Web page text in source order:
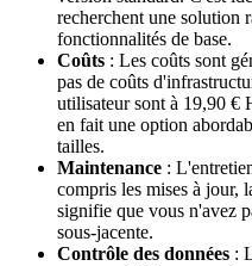
recherchent une solution
fonctionnalités de base.
Coûts : Les coûts sont
pas de coûts
utilisateur sont à 19,90 €
en fait une option
tailles.
Maintenance :
compris les mises à jour,
signifie que vous n'avez
sous-jacente.
Contrôle des données :